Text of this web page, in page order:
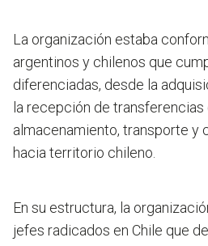
La organización estaba
argentinos y chilenos que
diferenciadas, desde la
la recepción de transferencias
almacenamiento, transporte y
hacia territorio chileno.
En su estructura, la
jefes radicados en Chile que